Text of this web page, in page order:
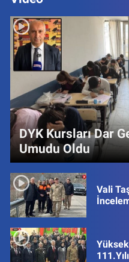
DYK Kursları Dar
Umudu Oldu
Vali